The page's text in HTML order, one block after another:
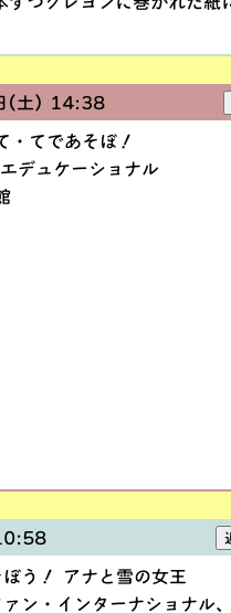
(土) 14:38
・てであそぼ！
デュケーショナル
う！ アナと雪の女王
ン・インターナショナル